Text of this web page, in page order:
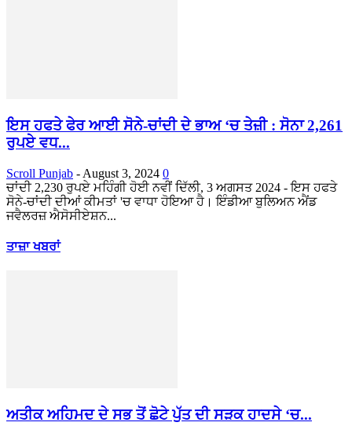
ਇਸ ਹਫਤੇ ਫੇਰ ਆਈ ਸੋਨੇ-ਚਾਂਦੀ ਦੇ ਭਾਅ ‘ਚ ਤੇਜ਼ੀ : ਸੋਨਾ 2,261
ਰੁਪਏ ਵਧ...
Scroll Punjab - August 3, 2024 0
ਚਾਂਦੀ 2,230 ਰੁਪਏ ਮਹਿੰਗੀ ਹੋਈ ਨਵੀਂ ਦਿੱਲੀ, 3 ਅਗਸਤ 2024 - ਇਸ ਹਫਤੇ
ਸੋਨੇ-ਚਾਂਦੀ ਦੀਆਂ ਕੀਮਤਾਂ 'ਚ ਵਾਧਾ ਹੋਇਆ ਹੈ। ਇੰਡੀਆ ਬੁਲਿਅਨ ਐਂਡ
ਜਵੈਲਰਜ਼ ਐਸੋਸੀਏਸ਼ਨ...
ਤਾਜ਼ਾ ਖਬਰਾਂ
ਅਤੀਕ ਅਹਿਮਦ ਦੇ ਸਭ ਤੋਂ ਛੋਟੇ ਪੁੱਤ ਦੀ ਸੜਕ ਹਾਦਸੇ ‘ਚ...